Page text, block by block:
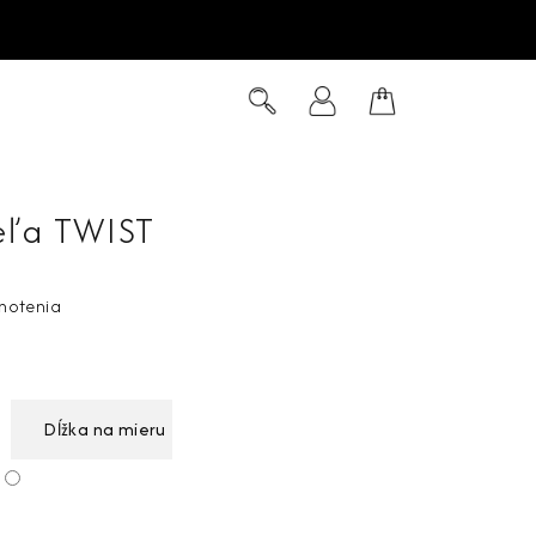
TWIST
Dĺžka na mieru